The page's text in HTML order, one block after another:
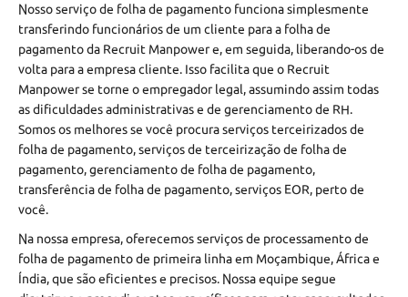
Nosso serviço de folha de pagamento funciona simplesmente
transferindo funcionários de um cliente para a folha de
pagamento da Recruit Manpower e, em seguida, liberando-os de
volta para a empresa cliente. Isso facilita que o Recruit
Manpower se torne o empregador legal, assumindo assim todas
as dificuldades administrativas e de gerenciamento de RH.
Somos os melhores se você procura serviços terceirizados de
folha de pagamento, serviços de terceirização de folha de
pagamento, gerenciamento de folha de pagamento,
transferência de folha de pagamento, serviços EOR, perto de
você.
Na nossa empresa, oferecemos serviços de processamento de
folha de pagamento de primeira linha em Moçambique, África e
Índia, que são eficientes e precisos. Nossa equipe segue